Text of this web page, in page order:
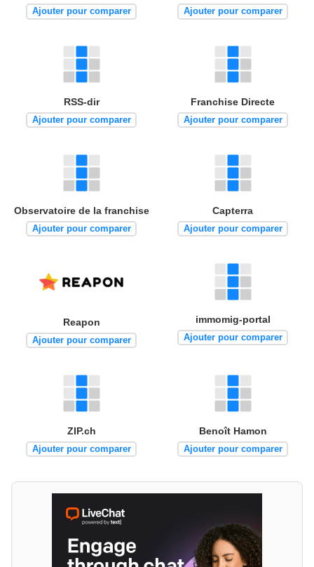
Ajouter pour comparer Ajouter pour comparer
RSS-dir
Ajouter pour comparer
Franchise Directe
Ajouter pour comparer
Observatoire de la franchise
Ajouter pour comparer
Capterra
Ajouter pour comparer
Reapon
Ajouter pour comparer
immomig-portal
Ajouter pour comparer
ZIP.ch
Ajouter pour comparer
Benoît Hamon
Ajouter pour comparer